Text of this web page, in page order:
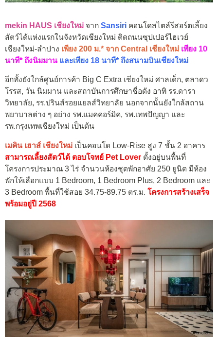
mekin HAUS เชียงใหม่ จาก Sansiri คอนโดสไตล์รีสอร์ตเลี้ยง
สัตว์ได้แห่งแรกในจังหวัดเชียงใหม่ ติดถนนซุปเปอร์ไฮเวย์
เชียงใหม่-ลำปาง เพียง 200 ม.* จาก Central เชียงใหม่ เพียง 10
นาที* ถึงนิมมาน และเพียง 18 นาที* ถึงสนามบินเชียงใหม่
อีกทั้งยังใกล้ศูนย์การค้า Big C Extra เชียงใหม่ ศาลเด็ก, ตลาดว
โรรส, วัน นิมมาน และสถาบันการศึกษาชื่อดัง อาทิ รร.ดารา
วิทยาลัย, รร.ปรินส์รอยแยลส์วิทยาลัย นอกจากนั้นยังใกล้สถาน
พยาบาลต่าง ๆ อย่าง รพ.แมคคอร์มิค, รพ.เทพปัญญา และ
รพ.กรุงเทพเชียงใหม่ เป็นต้น
เมคิน เฮาส์ เชียงใหม่ เป็นคอนโด Low-Rise สูง 7 ชั้น 2 อาคาร
สามารถเลี้ยงสัตว์ได้ ตอบโจทย์ Pet Lover ตั้งอยู่บนพื้นที่
โครงการประมาณ 3 ไร่ จำนวนห้องชุดพักอาศัย 250 ยูนิต มีห้อง
พักให้เลือกแบบ 1 Bedroom, 1 Bedroom Plus, 2 Bedroom และ
3 Bedroom พื้นที่ใช้สอย 34.75-89.75 ตร.ม. โครงการสร้างเสร็จ
พร้อมอยู่ปี 2568